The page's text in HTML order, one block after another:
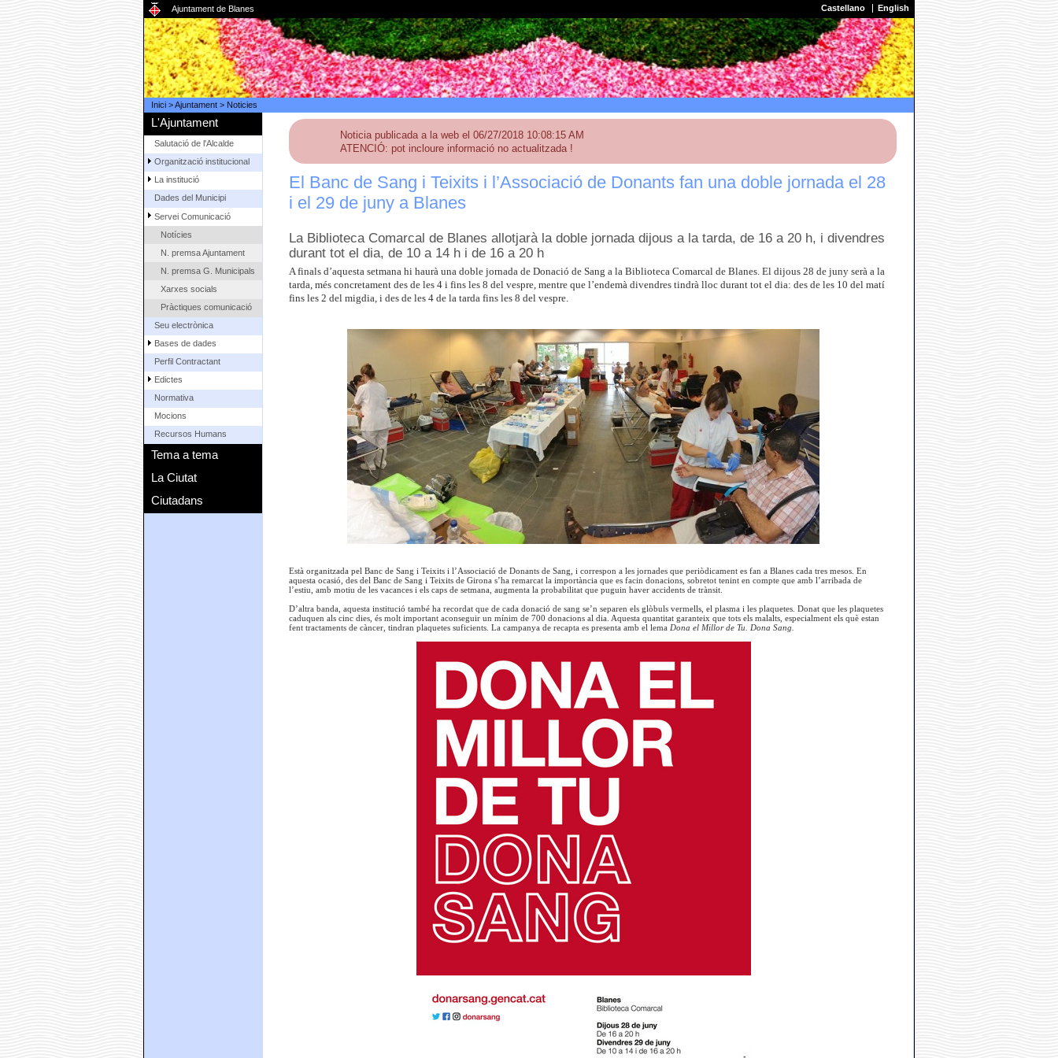
Ajuntament de Blanes Castellano English
Inici>Ajuntament> Noticies
L'Ajuntament
Salutació de l'Alcalde
Organització institucional
La institució
Dades del Municipi
Servei Comunicació
Notícies
N. premsa Ajuntament
N. premsa G. Municipals
Xarxes socials
Pràctiques comunicació
Seu electrònica
Bases de dades
Perfil Contractant
Edictes
Normativa
Mocions
Recursos Humans
Tema a tema
La Ciutat
Ciutadans
Noticia publicada a la web el 06/27/2018 10:08:15 AM
ATENCIÓ: pot incloure informació no actualitzada !
El Banc de Sang i Teixits i l’Associació de Donants fan una doble jornada el 28
i el 29 de juny a Blanes
La Biblioteca Comarcal de Blanes allotjarà la doble jornada dijous a la tarda, de 16 a 20 h, i divendres
durant tot el dia, de 10 a 14 h i de 16 a 20 h
A finals d’aquesta setmana hi haurà una doble jornada de Donació de Sang a la Biblioteca Comarcal de Blanes. El dijous 28 de juny serà a la
tarda, més concretament des de les 4 i fins les 8 del vespre, mentre que l’endemà divendres tindrà lloc durant tot el dia: des de les 10 del matí
fins les 2 del migdia, i des de les 4 de la tarda fins les 8 del vespre.
Està organitzada pel Banc de Sang i Teixits i l’Associació de Donants de Sang, i correspon a les jornades que periòdicament es fan a Blanes cada tres mesos. En
aquesta ocasió, des del Banc de Sang i Teixits de Girona s’ha remarcat la importància que es facin donacions, sobretot tenint en compte que amb l’arribada de
l’estiu, amb motiu de les vacances i els caps de setmana, augmenta la probabilitat que puguin haver accidents de trànsit.
D’altra banda, aquesta institució també ha recordat que de cada donació de sang se’n separen els glòbuls vermells, el plasma i les plaquetes. Donat que les plaquetes
caduquen als cinc dies, és molt important aconseguir un mínim de 700 donacions al dia. Aquesta quantitat garanteix que tots els malalts, especialment els què estan
fent tractaments de càncer, tindran plaquetes suficients. La campanya de recapta es presenta amb el lema Dona el Millor de Tu. Dona Sang.